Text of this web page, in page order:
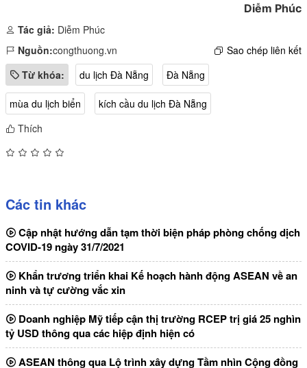
Diễm Phúc
Tác giả: Diễm Phúc
Nguồn:congthuong.vn
Sao chép liên kết
Từ khóa:
du lịch Đà Nẵng Đà Nẵng
mùa du lịch biển
kích cầu du lịch Đà Nẵng
Thích
Các tin khác
Cập nhật hướng dẫn tạm thời biện pháp phòng chống dịch
COVID-19 ngày 31/7/2021
Khẩn trương triển khai Kế hoạch hành động ASEAN về an
ninh và tự cường vắc xin
Doanh nghiệp Mỹ tiếp cận thị trường RCEP trị giá 25 nghìn
tỷ USD thông qua các hiệp định hiện có
ASEAN thông qua Lộ trình xây dựng Tầm nhìn Cộng đồng